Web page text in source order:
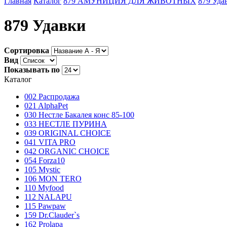
879 Удавки
Сортировка
Вид
Показывать по
Каталог
002 Распродажа
021 AlphaPet
030 Нестле Бакалея конc 85-100
033 НЕСТЛЕ ПУРИНА
039 ORIGINAL CHOICE
041 VITA PRO
042 ORGANIC CHOICE
054 Forza10
105 Mystic
106 MON TERO
110 Myfood
112 NALAPU
115 Pawpaw
159 Dr.Clauder`s
162 Prolapa